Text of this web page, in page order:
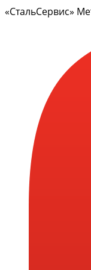
«СтальСервис»